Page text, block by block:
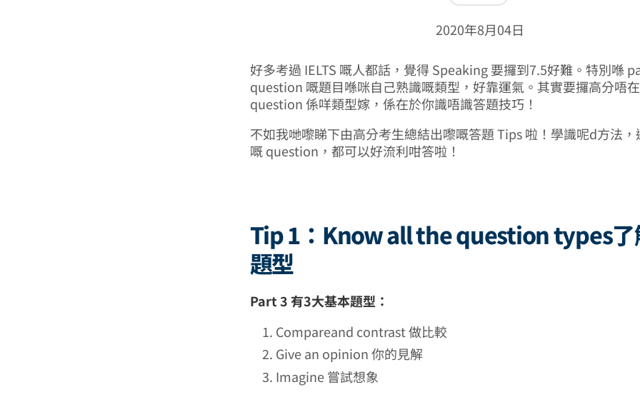
2020年8月04日
好多考過 IELTS 嘅人都話，覺得 Speaking 要攞到7.5好難。特別喺
question 嘅題目喺咪自己熟識嘅類型，好靠運氣。其實要攞高分唔
question 係咩類型嫁，係在於你識唔識答題技巧！
不如我哋嚟睇下由高分考生總結出嚟嘅答題 Tips 啦！學識呢d方法，
嘅 question，都可以好流利咁答啦！
Tip 1：Know all the question types了
題型
Part 3 有3大基本題型：
Compareand contrast 做比較
Give an opinion 你的見解
Imagine 嘗試想象